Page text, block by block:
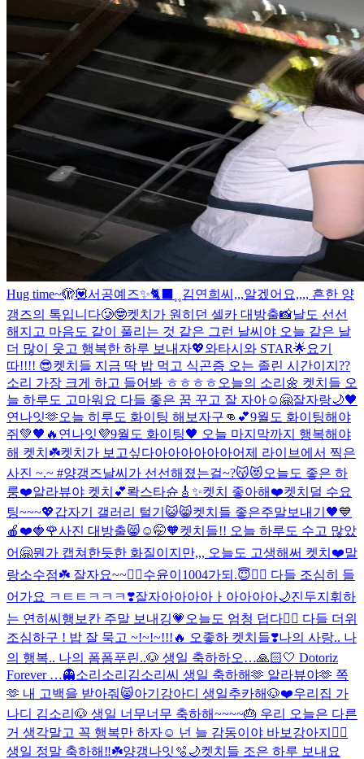
Hug time~🫣💟서공예즈✨🐈‍⬛⸒⸒ 김연희씨,,,알겠어요,,,, 흔한 양
갱즈의 톡입니다🥲🤓켓치가 원히던 셀카 대방출📸날도 선선
해지고 마음도 같이 풀리는 것 같은 그런 날씨야 오늘 같은 날
더 많이 웃고 행복한 하루 보내자💖와타시와 STAR🌟요기
따!!!! 😎켓치들 지금 딱 밥 먹고 식곤증 오는 졸린 시간이지??
소리 가장 크게 하고 들어봐 ㅎㅎㅎㅎ 오늘의 소리🌼 켓치들 오
늘 하루도 고마워요 다들 좋은 꿈 꾸고 잘 자아☺🤗잘자랑🌙🖤
연나잇🫶오늘 히루도 화이팅 해보자구👊💕9월도 화이팅해야
쥐💚🖤🔥 연나잇💜9월도 화이팅🖤 오늘 마지막까지 행복해야
해 켓치☘️켓치가 보고싶다아아아아아아어제 라이브에서 찍은
사진 ~.~ #양갱즈날씨가 선선해졌는걸~?😽😻오늘도 좋은 하
룽❤️알라뷰야 켓치💕롹스타슌🎸✨켓치 좋아해❤️켓치덜 수요
팅~~~💖갑자기 갤러리 털기😺😸켓치들 좋은주말보내기🖤💙
🍎❤️🍓🌹사진 대방출😸☺🤭🧡켓치들!! 오늘 하루도 수고 많았
어🤗뭔가 캡쳐한듯한 화질이지만,,, 오늘도 고생해써 켓치❤️말
랑소수점☘️ 잘자요~~❤️‍🔥수윤이1004가되.😇❤️‍🔥 다들 조심히 들
어가요 ㅋㅌㅌㅋㅋㅋ❣️잘자아아아아ㅏ아아아아🌙진두지휘하
는 연히씨 행보칸 주말 보내깅💗 오늘도 엄청 덥다❤️‍🔥 다들 더위
조심하구 ! 밥 잘 묵고 ~!~!~!!!🔥 오좋하 켓치들❣️나의 사랑.. 나
의 행복.. 나의 폼폼푸린..🐶 생일 축하하오…🙏🏻🤍 Dotoriz
Forever …👻소리소리김소리씨 생일 축하해🫶 알라뷰야🫶 쪽
🫶 내 고백을 받아줘😸아기강아디 생일추카해🐶❤️우리집 가
나디 김소리🐶 생일 너무너무 축하해~~~~🎂 우리 오늘은 다른
거 생각말고 꼭 행복만 하자☺️ 넌 늘 감동이야 바보강아지❤️‍🔥
생일 정말 축하해‼️☘️양갱나잇🫧🌙켓치들 조은 하루 보내요